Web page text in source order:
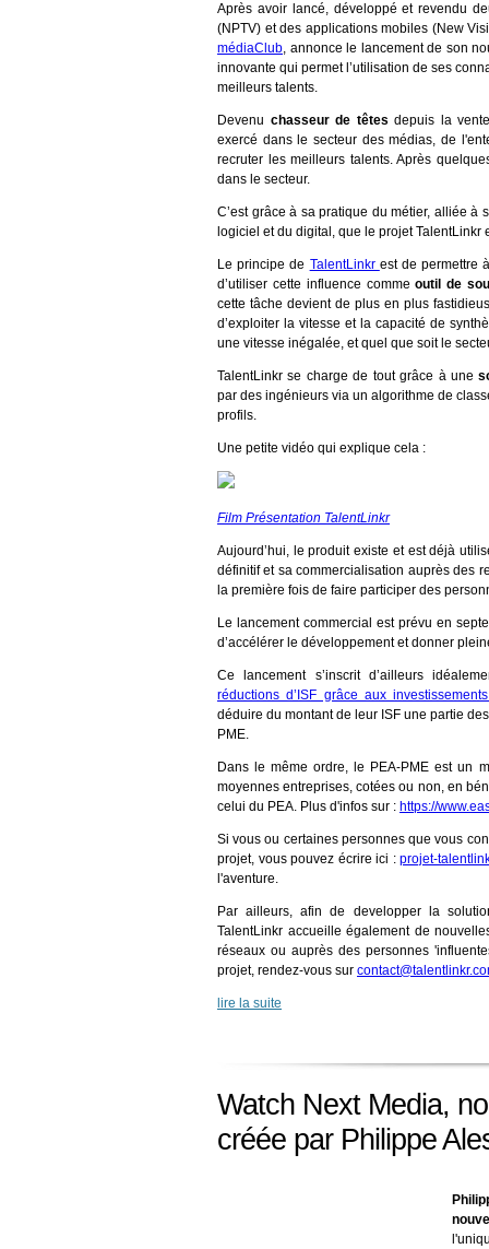
Après avoir lancé, développé et revendu
(NPTV) et des applications mobiles (New
médiaClub, annonce le lancement de son
innovante qui permet l’utilisation de ses
meilleurs talents.
Devenu chasseur de têtesdepuis la
exercé dans le secteur des médias, de
recruter les meilleurs talents. Après
dans le secteur.
C’est grâce à sa pratique du métier, alliée à
logiciel et du digital, que le projet TalentLinkr
Le principe de TalentLinkr est de permettre
d’utiliser cette influence comme outil de
cette tâche devient de plus en plus
d’exploiter la vitesse et la capacité de
une vitesse inégalée, et quel que soit le
TalentLinkr se charge de tout grâce à une
par des ingénieurs via un algorithme de
profils.
Une petite vidéo qui explique cela :
Film Présentation TalentLinkr
Aujourd’hui, le produit existe et est déjà
définitif et sa commercialisation auprès des
la première fois de faire participer des
Le lancement commercial est prévu en
d’accélérer le développement et donner
Ce lancement s’inscrit d’ailleurs
réductions d’ISF grâce aux
déduire du montant de leur ISF une partie
PME.
Dans le même ordre, le PEA-PME est un
moyennes entreprises, cotées ou non, en
celui du PEA. Plus d'infos sur : https://
Si vous ou certaines personnes que vous
projet, vous pouvez écrire ici : projet-
l'aventure.
Par ailleurs, afin de developper la
TalentLinkr accueille également de
réseaux ou auprès des personnes
projet, rendez-vous sur
lire la suite
Watch Next Media,
créée par Philippe